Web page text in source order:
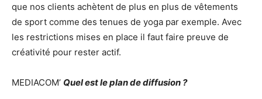
que nos clients achètent de plus en plus de vêtements
de sport comme des tenues de yoga par exemple. Avec
les restrictions mises en place il faut faire preuve de
créativité pour rester actif.
MEDIACOM’ Quel est le plan de diffusion ?